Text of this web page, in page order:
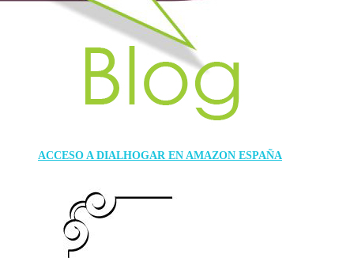
ACCESO A DIALHOGAR EN AMAZON ESPAÑA